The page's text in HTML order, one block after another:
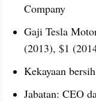
Company
Gaji Tesla
(2013), $1
Kekayaan
Jabatan: CEO